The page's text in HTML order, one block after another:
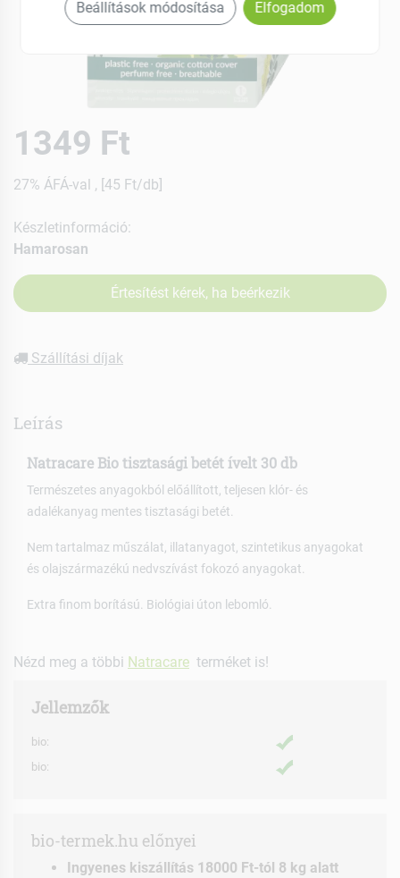
1349 Ft
27% ÁFÁ-val , [45 Ft/db]
Készletinformáció:
Hamarosan
Értesítést kérek, ha beérkezik
Szállítási díjak
Leírás
Natracare Bio tisztasági betét ívelt 30 db
Természetes anyagokból előállított, teljesen klór- és
adalékanyag mentes tisztasági betét.
Nem tartalmaz műszálat, illatanyagot, szintetikus anyagokat
és olajszármazékú nedvszívást fokozó anyagokat.
Extra finom borítású. Biológiai úton lebomló.
Nézd meg a többi Natracare terméket is!
Jellemzők
bio:
bio:
bio-termek.hu előnyei
Ingyenes kiszállítás 18000 Ft-tól 8 kg alatt
Beállítások módosítása Elfogadom